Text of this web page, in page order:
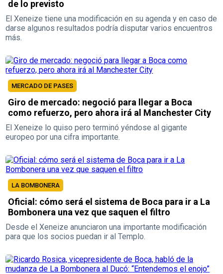
de lo previsto
El Xeneize tiene una modificación en su agenda y en caso de
darse algunos resultados podría disputar varios encuentros
más.
MERCADO DE PASES
Giro de mercado: negoció para llegar a Boca
como refuerzo, pero ahora irá al Manchester City
El Xeneize lo quiso pero terminó yéndose al gigante
europeo por una cifra importante.
LA BOMBONERA
Oficial: cómo será el sistema de Boca para ir a La
Bombonera una vez que saquen el filtro
Desde el Xeneize anunciaron una importante modificación
para que los socios puedan ir al Templo.